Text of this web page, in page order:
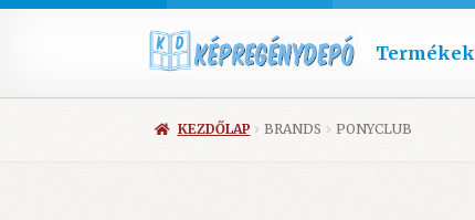
Termékek
KEZDŐLAP BRANDS PONYCLUB